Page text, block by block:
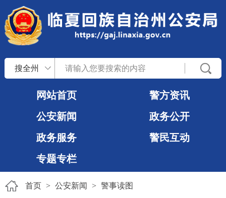
搜全州
网站首页
警方资讯
公安新闻
政务公开
政务服务
警民互动
专题专栏
首页 > 公安新闻 > 警事读图